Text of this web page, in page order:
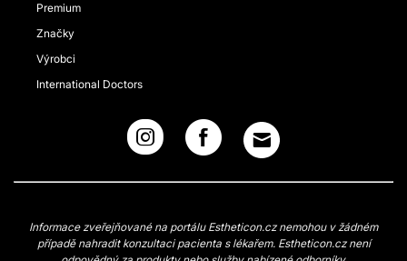
Premium
Značky
Výrobci
International Doctors
Informace zveřejňované na portálu Estheticon.cz nemohou v žádném
případě nahradit konzultaci pacienta s lékařem. Estheticon.cz není